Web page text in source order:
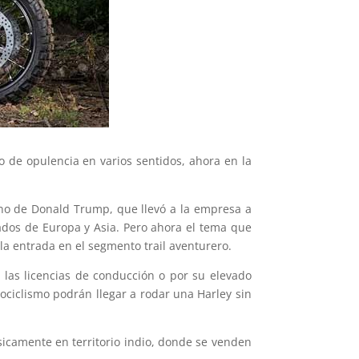
de opulencia en varios sentidos, ahora en la
de Donald Trump, que llevó a la empresa a
de Europa y Asia. Pero ahora el tema que
entrada en el segmento trail aventurero.
licencias de conducción o por su elevado
podrán llegar a rodar una Harley sin
en territorio indio, donde se venden